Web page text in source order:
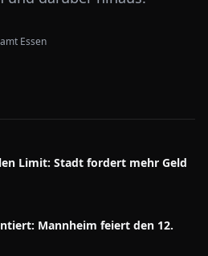
Essen
Limit: Stadt fordert mehr Geld
Mannheim feiert den 12.